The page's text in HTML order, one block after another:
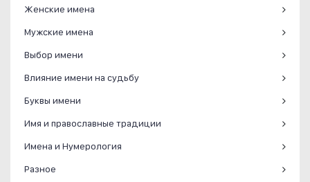
Женские имена
Мужские имена
Выбор имени
Влияние имени на судьбу
Буквы имени
Имя и православные традиции
Имена и Нумерология
Разное